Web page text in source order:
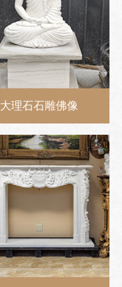
大理石石雕佛像